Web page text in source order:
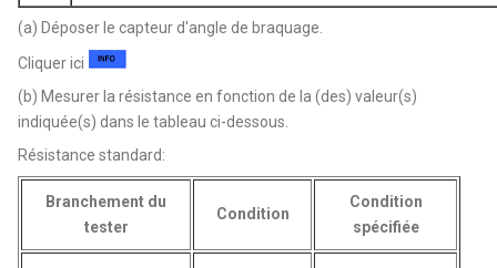
(a) Déposer le capteur d'angle de braquage.
Cliquer ici
(b) Mesurer la résistance en fonction de la (des) valeur(s)
indiquée(s) dans le tableau ci-dessous.
Résistance standard:
Branchement du
tester
Condition
Condition
spécifiée